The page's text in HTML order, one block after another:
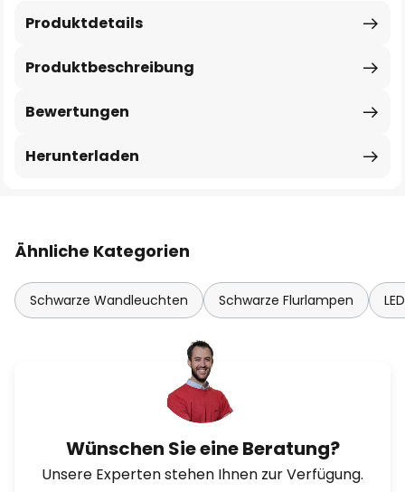
Produktbeschreibung
Produktdetails
Bewertungen
Herunterladen
Ähnliche Kategorien
Schwarze Wandleuchten Schwarze Flurlampen
Wünschen Sie eine Beratung?
Unsere Experten stehen Ihnen zur Verfügung.